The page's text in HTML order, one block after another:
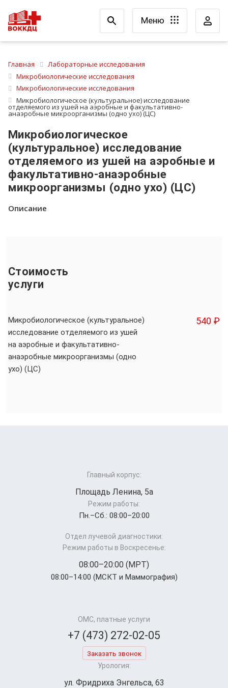
Меню
Главная
Лабораторные исследования
Микробиологические исследования
Микробиологические исследования
Микробиологическое (культуральное) исследование
отделяемого из ушей на аэробные и факультативно-
анаэробные микроорганизмы (одно ухо) (ЦС)
Микробиологическое
(культуральное) исследование
отделяемого из ушей на аэробные и
факультативно-анаэробные
микроорганизмы (одно ухо) (ЦС)
Описание
Стоимость
услуги
Микробиологическое (культуральное)
исследование отделяемого из ушей
на аэробные и факультативно-
анаэробные микроорганизмы (одно
ухо) (ЦС)
540 ₽
Главный корпус:
Площадь Ленина, 5а
Режим работы:
Пн.–Cб.: 08:00–20:00
Отдел лучевой диагностики:
Режим работы в Воскресенье:
08:00–20:00 (МРТ)
08:00–14:00 (МСКТ и Маммография)
ОМС, платные услуги
+7 (473) 272-02-05
Заказать звонок
Урология:
ул. Фридриха Энгельса, 63